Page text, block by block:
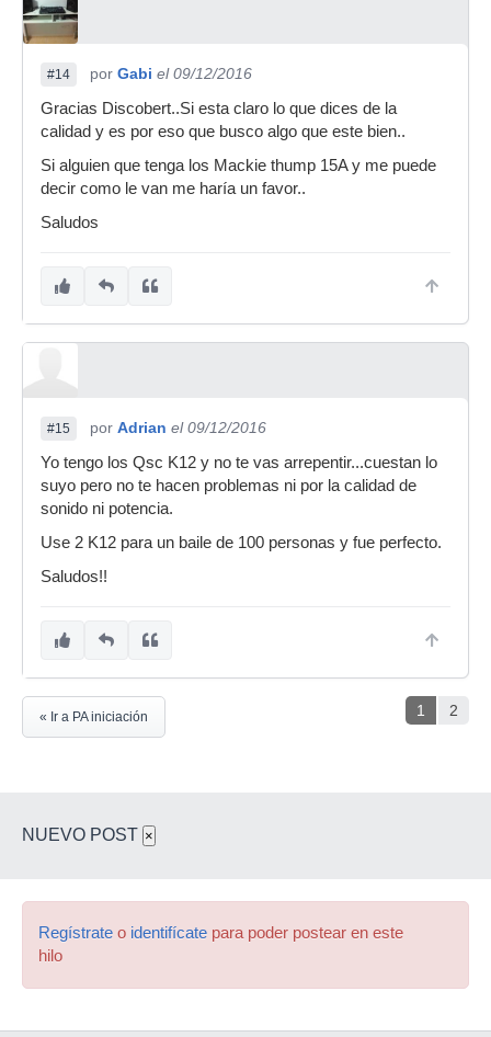
#14 por Gabi el 09/12/2016
Gracias Discobert..Si esta claro lo que dices de la
calidad y es por eso que busco algo que este bien..
Si alguien que tenga los Mackie thump 15A y me puede
decir como le van me haría un favor..
Saludos
#15 por Adrian el 09/12/2016
Yo tengo los Qsc K12 y no te vas arrepentir...cuestan lo
suyo pero no te hacen problemas ni por la calidad de
sonido ni potencia.
Use 2 K12 para un baile de 100 personas y fue perfecto.
Saludos!!
1 2
« Ir a PA iniciación
NUEVO POST ×
Regístrate o identifícate para poder postear en este
hilo